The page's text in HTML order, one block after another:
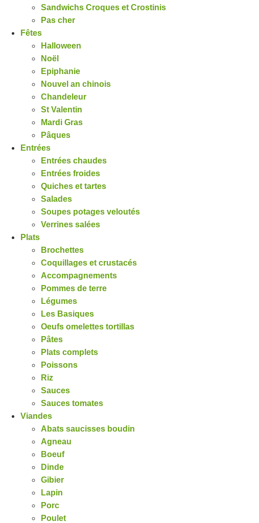
Sandwichs Croques et Crostinis
Pas cher
Fêtes
Halloween
Noël
Epiphanie
Nouvel an chinois
Chandeleur
St Valentin
Mardi Gras
Pâques
Entrées
Entrées chaudes
Entrées froides
Quiches et tartes
Salades
Soupes potages veloutés
Verrines salées
Plats
Brochettes
Coquillages et crustacés
Accompagnements
Pommes de terre
Légumes
Les Basiques
Oeufs omelettes tortillas
Pâtes
Plats complets
Poissons
Riz
Sauces
Sauces tomates
Viandes
Abats saucisses boudin
Agneau
Boeuf
Dinde
Gibier
Lapin
Porc
Poulet